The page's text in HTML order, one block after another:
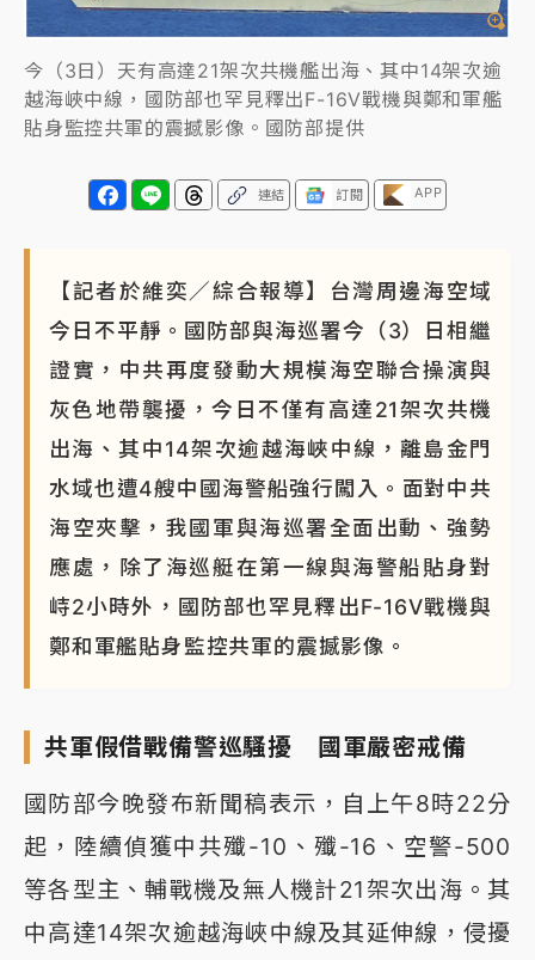
今（3日）天有高達21架次共機艦出海、其中14架次逾
越海峽中線，國防部也罕見釋出F-16V戰機與鄭和軍艦
貼身監控共軍的震撼影像。國防部提供
連結 訂閱 APP
【記者於維奕／綜合報導】台灣周邊海空域
今日不平靜。國防部與海巡署今（3）日相繼
證實，中共再度發動大規模海空聯合操演與
灰色地帶襲擾，今日不僅有高達21架次共機
出海、其中14架次逾越海峽中線，離島金門
水域也遭4艘中國海警船強行闖入。面對中共
海空夾擊，我國軍與海巡署全面出動、強勢
應處，除了海巡艇在第一線與海警船貼身對
峙2小時外，國防部也罕見釋出F-16V戰機與
鄭和軍艦貼身監控共軍的震撼影像。
共軍假借戰備警巡騷擾 國軍嚴密戒備
國防部今晚發布新聞稿表示，自上午8時22分
起，陸續偵獲中共殲-10、殲-16、空警-500
等各型主、輔戰機及無人機計21架次出海。其
中高達14架次逾越海峽中線及其延伸線，侵擾